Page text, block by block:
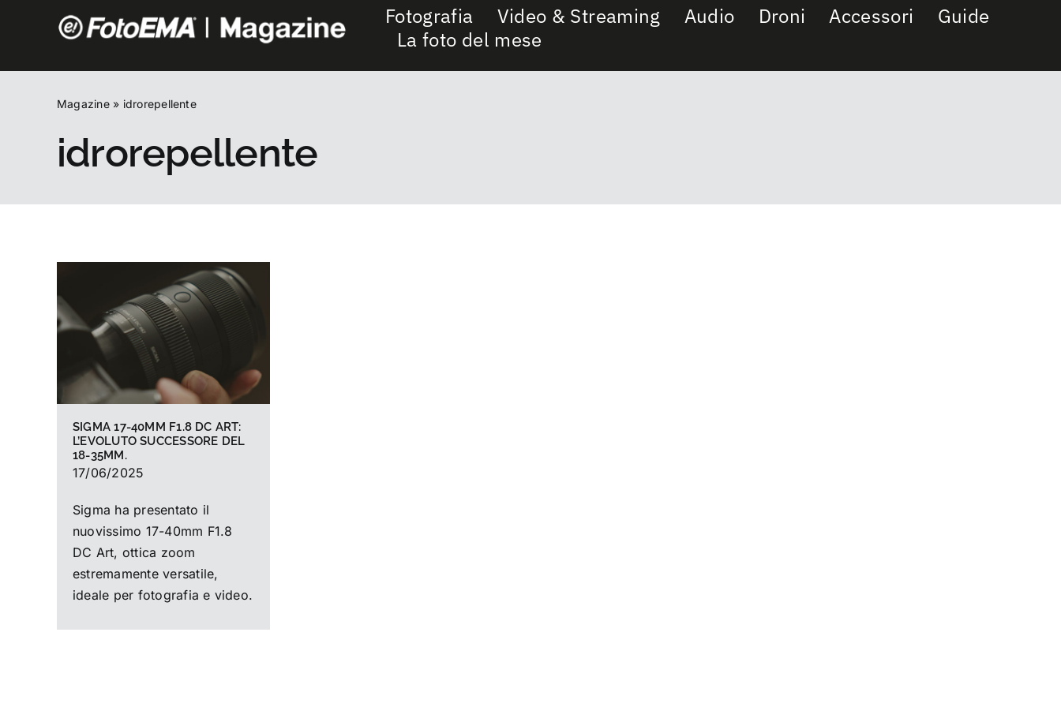
Fotografia Video & Streaming Audio Droni Accessori
Guide
La foto del mese
Magazine» idrorepellente
idrorepellente
SIGMA 17-40MM F1.8 DC ART:
L’EVOLUTO SUCCESSORE DEL
18-35MM.
17/06/2025
Sigma ha presentato il
nuovissimo 17-40mm F1.8
DC Art, ottica zoom
estremamente versatile,
ideale per fotografia e video.